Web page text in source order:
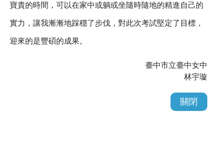
寶貴的時間，可以在家中或躺或坐隨時隨地的精進自己的
實力，讓我漸漸地踩穩了步伐，對此次考試堅定了目標，
迎來的是豐碩的成果。
臺中市立臺中女中
林宇璇
關閉